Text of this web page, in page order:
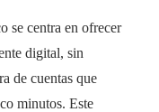
se centra en ofrecer
digital, sin
de cuentas que
minutos. Este